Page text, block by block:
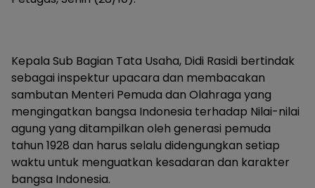
Kepala Sub Bagian Tata Usaha, Didi Rasidi bertindak
sebagai inspektur upacara dan membacakan
sambutan Menteri Pemuda dan Olahraga yang
mengingatkan bangsa Indonesia terhadap Nilai-nilai
agung yang ditampilkan oleh generasi pemuda
tahun 1928 dan harus selalu didengungkan setiap
waktu untuk menguatkan kesadaran dan karakter
bangsa Indonesia.